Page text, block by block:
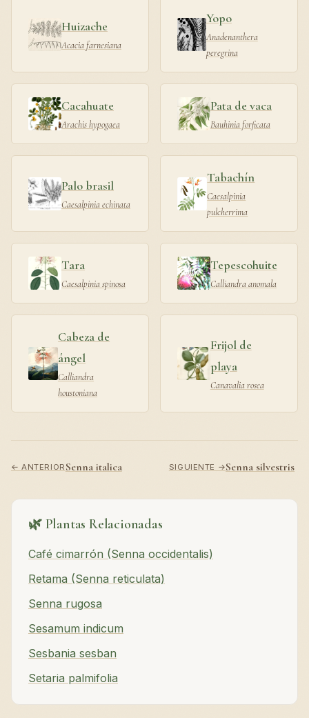
Huizache
Acacia farnesiana
Yopo
Anadenanthera
peregrina
Cacahuate
Arachis hypogaea
Pata de vaca
Bauhinia forficata
Palo brasil
Caesalpinia echinata
Tabachín
Caesalpinia
pulcherrima
Tara
Caesalpinia spinosa
Tepescohuite
Calliandra anomala
Cabeza de
ángel
Calliandra
houstoniana
Frijol de
playa
Canavalia rosea
← ANTERIORSenna italica SIGUIENTE →Senna silvestris
🌿 Plantas Relacionadas
Café cimarrón (Senna occidentalis)
Retama (Senna reticulata)
Senna rugosa
Sesamum indicum
Sesbania sesban
Setaria palmifolia